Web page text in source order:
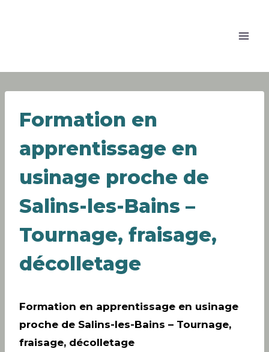
Formation en
apprentissage en
usinage proche de
Salins-les-Bains –
Tournage, fraisage,
décolletage
Formation en apprentissage en usinage
proche de Salins-les-Bains – Tournage,
fraisage, décolletage